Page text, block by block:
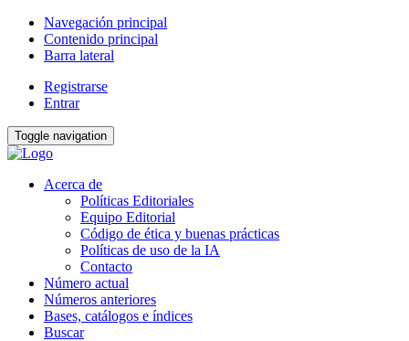
Navegación principal
Contenido principal
Barra lateral
Registrarse
Entrar
Toggle navigation
Acerca de
Políticas Editoriales
Equipo Editorial
Código de ética y buenas prácticas
Políticas de uso de la IA
Contacto
Número actual
Números anteriores
Bases, catálogos e índices
Buscar